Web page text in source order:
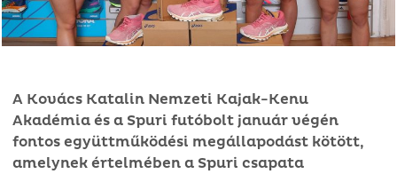
A Kovács Katalin Nemzeti Kajak-Kenu
Akadémia és a Spuri futóbolt január végén
fontos együttműködési megállapodást kötött,
amelynek értelmében a Spuri csapata